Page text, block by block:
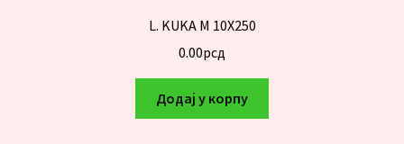
L. KUKA M 10X250
0.00рсд
Додај у корпу